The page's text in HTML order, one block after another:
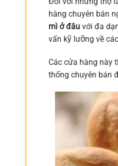
hàng chuyên bán
mì ở đâu với đa
vấn kỹ lưỡng về
Các cửa hàng này
thống chuyên bán